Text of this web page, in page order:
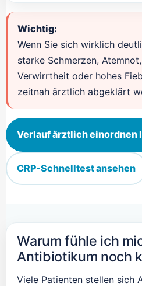
Wichtig:
Wenn Sie sich wirklich
starke Schmerzen,
Verwirrtheit oder hohes
zeitnah ärztlich abgeklärt
Verlauf ärztlich einordnen
CRP-Schnelltest ansehen
Warum fühle ich
Antibiotikum noch
Viele Patienten stellen sich